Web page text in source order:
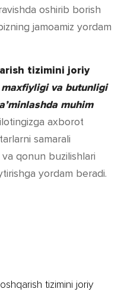
oshirib borish
jamoamiz yordam
tizimini joriy
va butunligi
muhim
axborot
samarali
qonun buzilishlari
yordam beradi.
tizimini joriy